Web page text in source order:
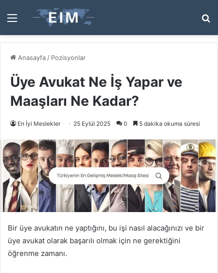
Menü
...
Anasayfa / Pozisyonlar
Üye Avukat Ne İş Yapar ve
Maaşları Ne Kadar?
En İyi Meslekler 25 Eylül 2025 0 5 dakika okuma süresi
Bir üye avukatın ne yaptığını, bu işi nasıl alacağınızı ve bir
üye avukat olarak başarılı olmak için ne gerektiğini
öğrenme zamanı.